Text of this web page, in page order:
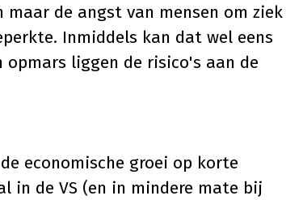
de angst van mensen om ziek
Inmiddels kan dat wel eens
liggen de risico's aan de
economische groei op korte
in de VS (en in mindere mate bij